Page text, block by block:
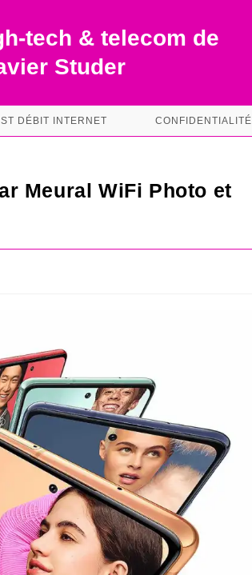
tech & telecom de
Studer
DÉBIT INTERNET CONFIDENTIALITÉ
Meural WiFi Photo et